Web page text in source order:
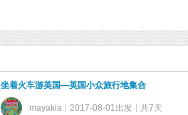
坐着火车游英国—英国小众旅行地集合
mayakia 2017-08-01出发 共7天